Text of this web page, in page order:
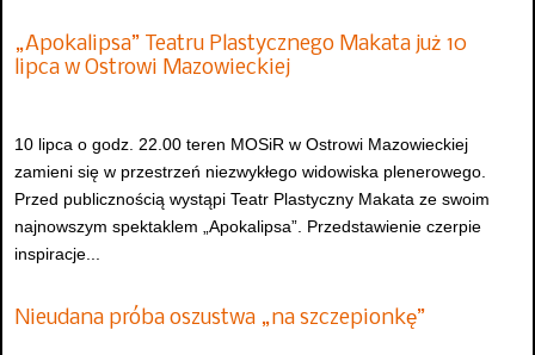
„Apokalipsa” Teatru Plastycznego Makata już 10
lipca w Ostrowi Mazowieckiej
10 lipca o godz. 22.00 teren MOSiR w Ostrowi Mazowieckiej
zamieni się w przestrzeń niezwykłego widowiska plenerowego.
Przed publicznością wystąpi Teatr Plastyczny Makata ze swoim
najnowszym spektaklem „Apokalipsa”. Przedstawienie czerpie
inspiracje...
Nieudana próba oszustwa „na szczepionkę”